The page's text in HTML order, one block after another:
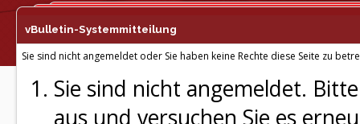
vBulletin-Systemmitteilung
Sie sind nicht angemeldet oder Sie haben keine Rechte diese Seite zu
Sie sind nicht angemeldet.
aus und versuchen Sie es